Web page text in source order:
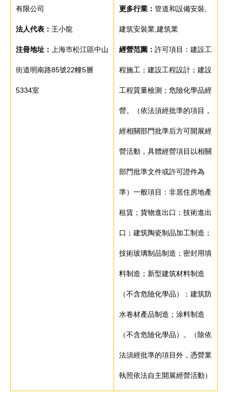
有限公司
法人代表： 王小龍
注冊地址： 上海市松江區中山
街道明南路85號22幢5層
5334室
更多行業： 管道和設備安裝,
建筑安裝業,建筑業
經營范圍： 許可項目：建設工
程施工；建設工程設計；建設
工程質量檢測；危險化學品經
營。（依法須經批準的項目，
經相關部門批準后方可開展經
營活動，具體經營項目以相關
部門批準文件或許可證件為
準）一般項目：非居住房地產
租賃；貨物進出口；技術進出
口；建筑陶瓷制品加工制造；
技術玻璃制品制造；密封用填
料制造；新型建筑材料制造
（不含危險化學品）；建筑防
水卷材產品制造；涂料制造
（不含危險化學品）。（除依
法須經批準的項目外，憑營業
執照依法自主開展經營活動）